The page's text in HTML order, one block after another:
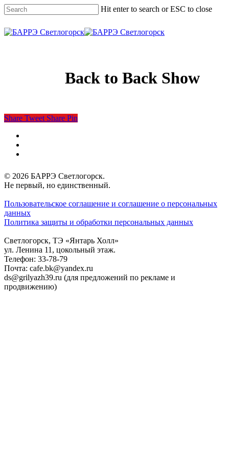
Skip
to
main
content
Hit enter to search or ESC to close
Close
Back to Back Show
Share Tweet Share Pin
© 2026 БАРРЭ Светлогорск.
Не первый, но единственный.
Пользовательское соглашение и соглашение о персональных
данных
Политика защиты и обработки персональных данных
Светлогорск, ТЭ «Янтарь Холл»
ул. Ленина 11, цокольный этаж.
Телефон: 33-78-79
Почта: cafe.bk@yandex.ru
ds@grilyazh39.ru (для предложений по рекламе и
продвижению)